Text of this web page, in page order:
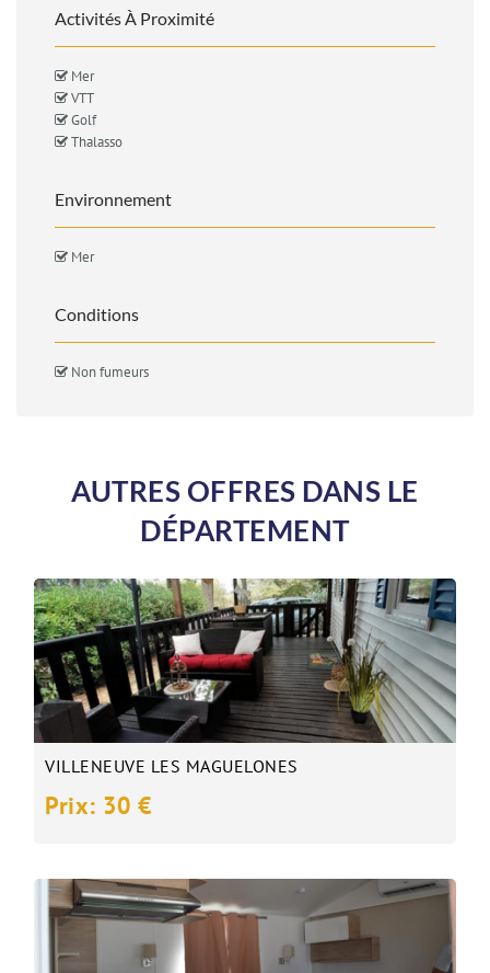
Activités À Proximité
Mer
VTT
Golf
Thalasso
Environnement
Mer
Conditions
Non fumeurs
AUTRES OFFRES DANS LE
DÉPARTEMENT
VILLENEUVE LES MAGUELONES
Prix: 30 €